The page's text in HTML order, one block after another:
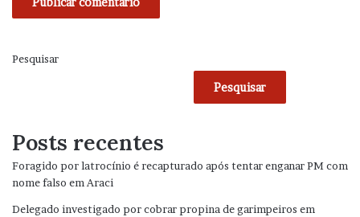
Pesquisar
Pesquisar
Posts recentes
Foragido por latrocínio é recapturado após tentar enganar PM com
nome falso em Araci
Delegado investigado por cobrar propina de garimpeiros em